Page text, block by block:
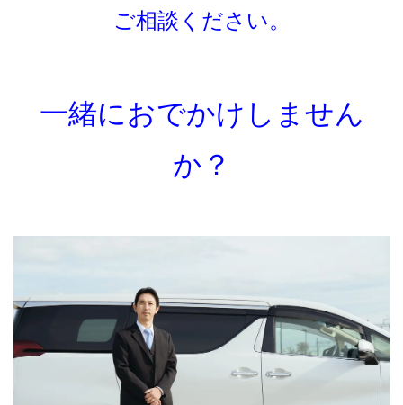
ご相談ください。
一緒におでかけしません
か？